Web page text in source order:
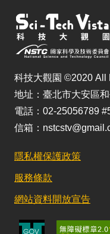
科技大觀園 ©2020 All
地址：臺北市大安區
電話：02-25056789
信箱：
隱私權保護政策
服務條款
網站資料開放宣告